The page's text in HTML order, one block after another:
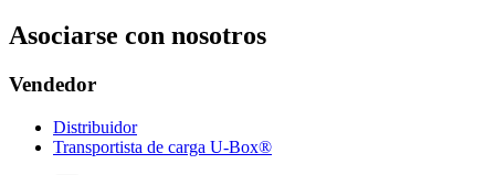
Asociarse con nosotros
Vendedor
Distribuidor
Transportista de carga U-Box®